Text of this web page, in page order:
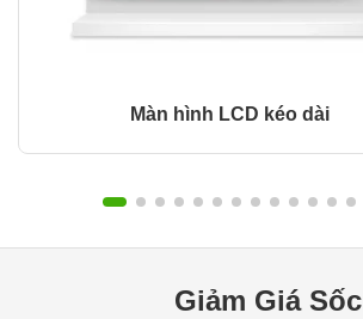
Màn hình LCD kéo dài
Giảm Giá Sốc